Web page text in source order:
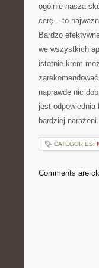
ogólnie nasza
cerę – to
Bardzo
we wszystkich
istotnie krem
naprawdę nic
jest odpowiednia
bardziej
CATEGORIES:
Comments are